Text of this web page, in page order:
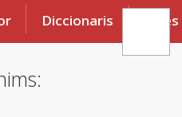
Diccionaris Eines